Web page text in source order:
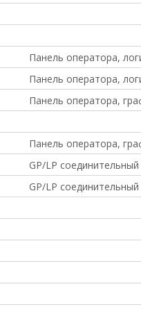
Панель оператора,
Панель оператора,
Панель оператора,
Панель оператора,
GP/LP
GP/LP